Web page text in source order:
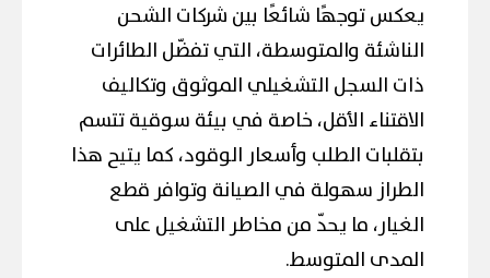
يعكس توجهًا شائعًا بين شركات الشحن
الناشئة والمتوسطة، التي تفضّل الطائرات
ذات السجل التشغيلي الموثوق وتكاليف
الاقتناء الأقل، خاصة في بيئة سوقية تتسم
بتقلبات الطلب وأسعار الوقود، كما يتيح هذا
الطراز سهولة في الصيانة وتوافر قطع
الغيار، ما يحدّ من مخاطر التشغيل على
المدى المتوسط.